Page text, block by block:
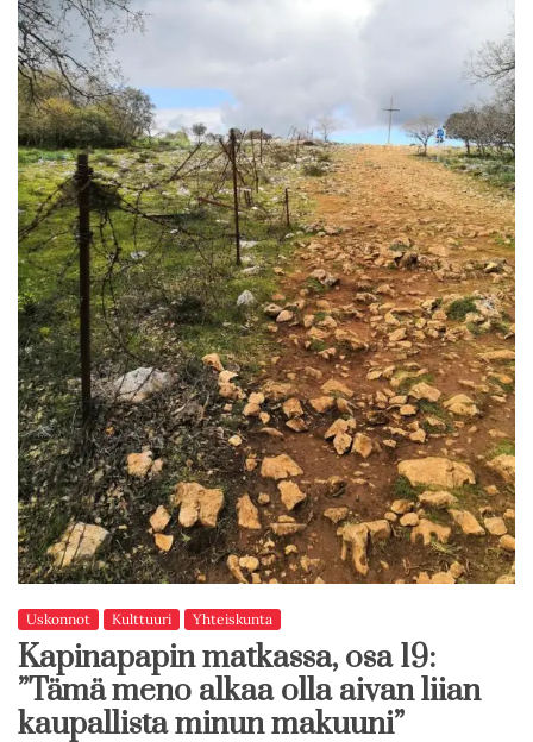
Uskonnot Kulttuuri Yhteiskunta
Kapinapapin matkassa, osa 19:
”Tämä meno alkaa olla aivan liian
kaupallista minun makuuni”